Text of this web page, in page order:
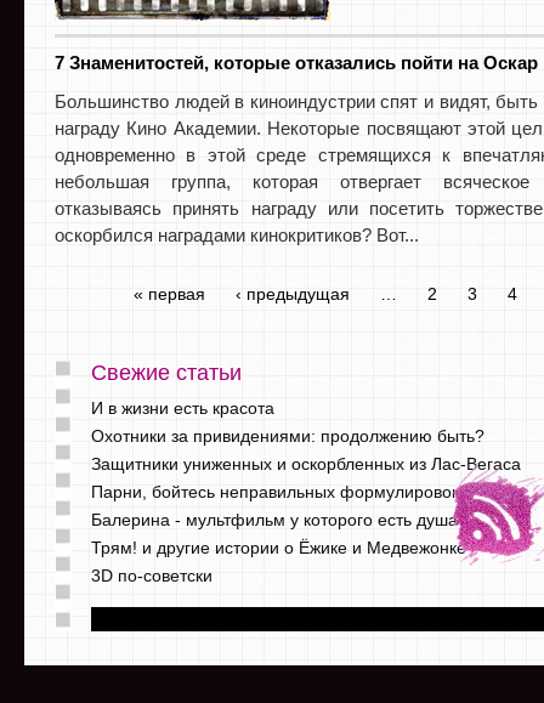
7 Знаменитостей, которые отказались пойти на Оскар
Большинство людей в киноиндустрии спят и видят,
награду Кино Академии. Некоторые посвящают этой
одновременно в этой среде стремящихся к
небольшая группа, которая отвергает
отказываясь принять награду или посетить
оскорбился наградами кинокритиков? Вот...
« первая ‹ предыдущая 2 3 4
Свежие статьи
И в жизни есть красота
Охотники за привидениями: продолжению быть?
Защитники униженных и оскорбленных из Лас-Вегаса
Парни, бойтесь неправильных формулировок
Балерина - мультфильм у которого есть душа
Трям! и другие истории о Ёжике и Медвежонке
3D по-советски